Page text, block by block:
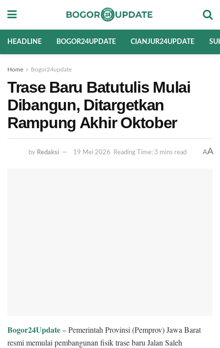
HEADLINE BOGOR24UPDATE CIANJUR24UPDATE
Home Bogor24update
Trase Baru Batutulis Mulai
Dibangun, Ditargetkan
Rampung Akhir Oktober
by Redaksi 19 Mei 2026 Reading Time: 3 mins read AA
Bogor24Update– Pemerintah Provinsi (Pemprov) Jawa Barat
resmi memulai pembangunan fisik trase baru Jalan Saleh